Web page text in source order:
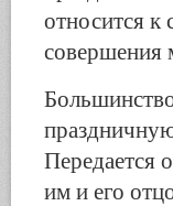
относится к
совершения
Передается
им и его